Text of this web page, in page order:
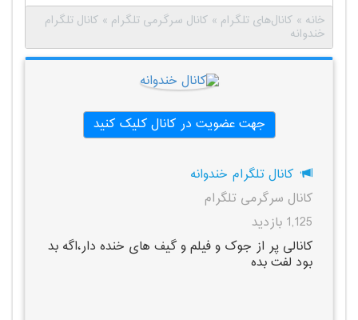
خانه » کانال‌های تلگرام » کانال سرگرمی تلگرام » کانال تلگرام
خندوانه
جهت عضویت در کانال کلیک کنید
کانال تلگرام خندوانه
کانال سرگرمی تلگرام
1,125 بازدید
کانالی پر از جوک و فیلم و گیف های خنده دار،اگه بد
بود لفت بده